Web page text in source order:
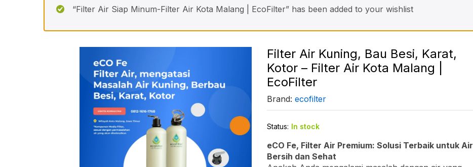
“Filter Air Siap Minum-Filter Air Kota Malang | EcoFilter” has been added to your wishlist
Filter Air Kuning, Bau Besi, Karat,
Kotor – Filter Air Kota Malang |
EcoFilter
Brand: ecofilter
Status: In stock
eCO Fe, Filter Air Premium: Solusi Terbaik untuk Air
Bersih dan Sehat